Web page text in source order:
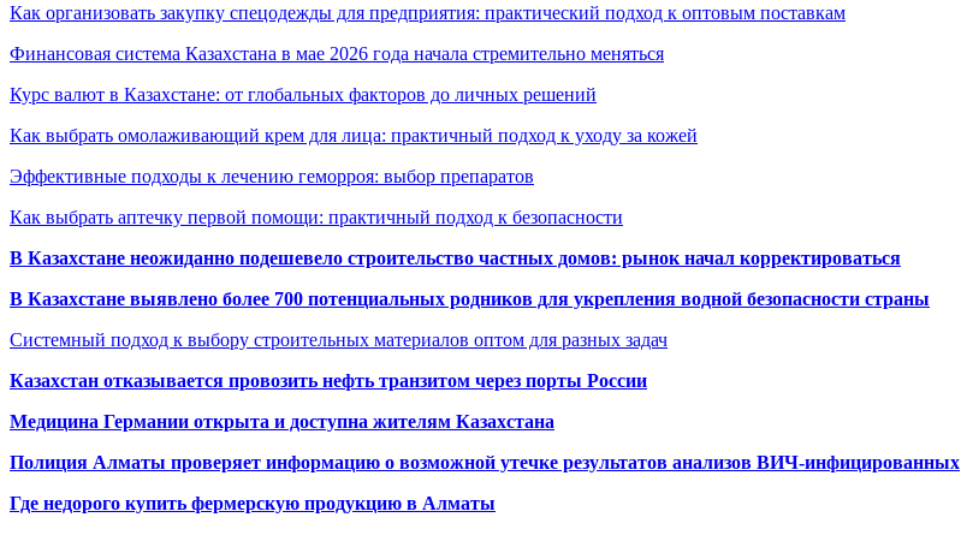
Как организовать закупку спецодежды для предприятия: практический подход к оптовым поставкам
Финансовая система Казахстана в мае 2026 года начала стремительно меняться
Курс валют в Казахстане: от глобальных факторов до личных решений
Как выбрать омолаживающий крем для лица: практичный подход к уходу за кожей
Эффективные подходы к лечению геморроя: выбор препаратов
Как выбрать аптечку первой помощи: практичный подход к безопасности
В Казахстане неожиданно подешевело строительство частных домов: рынок начал корректироваться
В Казахстане выявлено более 700 потенциальных родников для укрепления водной безопасности страны
Системный подход к выбору строительных материалов оптом для разных задач
Казахстан отказывается провозить нефть транзитом через порты России
Медицина Германии открыта и доступна жителям Казахстана
Полиция Алматы проверяет информацию о возможной утечке результатов анализов ВИЧ-инфицированных
Где недорого купить фермерскую продукцию в Алматы